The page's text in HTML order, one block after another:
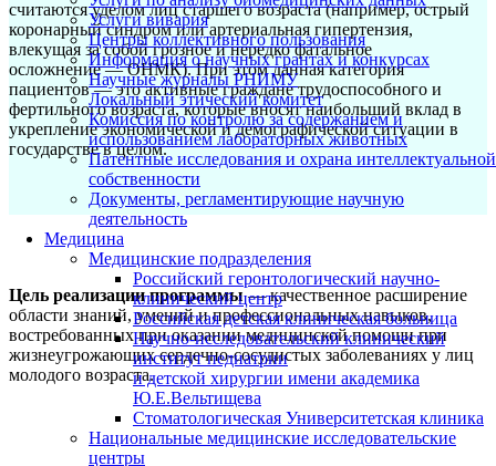
Услуги вивария
Центры коллективного пользования
Информация о научных грантах и конкурсах
Научные журналы РНИМУ
Локальный этический комитет
Комиссия по контролю за содержанием и
использованием лабораторных животных
Патентные исследования и охрана интеллектуальной
собственности
Документы, регламентирующие научную
деятельность
Медицина
Медицинские подразделения
Российский геронтологический научно-
клинический центр
Российская детская клиническая больница
Научно-исследовательский клинический
институт педиатрии
и детской хирургии имени академика
Ю.Е.Вельтищева
Стоматологическая Университетская клиника
Национальные медицинские исследовательские
центры
считаются уделом лиц старшего возраста (например, острый
коронарный синдром или артериальная гипертензия,
влекущая за собой грозное и нередко фатальное
осложнение — ОНМК). При этом данная категория
пациентов — это активные граждане трудоспособного и
фертильного возраста, которые вносят наибольший вклад в
укрепление экономической и демографической ситуации в
государстве в целом.
Цель реализации программы— качественное расширение
области знаний, умений и профессиональных навыков,
востребованных при оказании медицинской помощи при
жизнеугрожающих сердечно-сосудистых заболеваниях у лиц
молодого возраста.